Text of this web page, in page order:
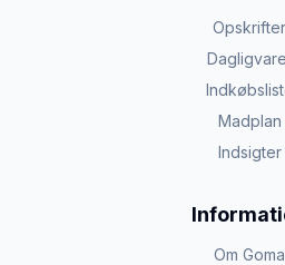
Opskrifter
Madplan
Indsigter
Om Goma